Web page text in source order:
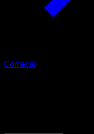
Começar